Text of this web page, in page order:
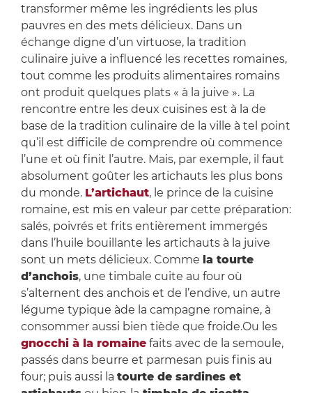
transformer même les ingrédients les plus
pauvres en des mets délicieux. Dans un
échange digne d’un virtuose, la tradition
culinaire juive a influencé les recettes romaines,
tout comme les produits alimentaires romains
ont produit quelques plats « à la juive ». La
rencontre entre les deux cuisines est à la de
base de la tradition culinaire de la ville à tel point
qu’il est difficile de comprendre où commence
l’une et où finit l’autre. Mais, par exemple, il faut
absolument goûter les artichauts les plus bons
du monde. L’artichaut, le prince de la cuisine
romaine, est mis en valeur par cette préparation:
salés, poivrés et frits entièrement immergés
dans l’huile bouillante les artichauts à la juive
sont un mets délicieux. Comme la tourte
d’anchois, une timbale cuite au four où
s’alternent des anchois et de l’endive, un autre
légume typique àde la campagne romaine, à
consommer aussi bien tiède que froide.Ou les
gnocchi à la romainefaits avec de la semoule,
passés dans beurre et parmesan puis finis au
four; puis aussi la tourte de sardines et